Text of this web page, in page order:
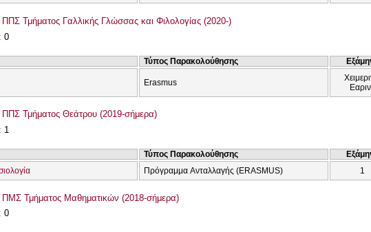
ΠΠΣ Τμήματος Γαλλικής Γλώσσας και Φιλολογίας (2020-)
0
Τύπος Παρακολούθησης
Erasmus
ΠΠΣ Τμήματος Θεάτρου (2019-σήμερα)
1
Τύπος Παρακολούθησης
Πρόγραμμα Ανταλλαγής (ERASMUS) 1
ΠΜΣ Τμήματος Μαθηματικών (2018-σήμερα)
0